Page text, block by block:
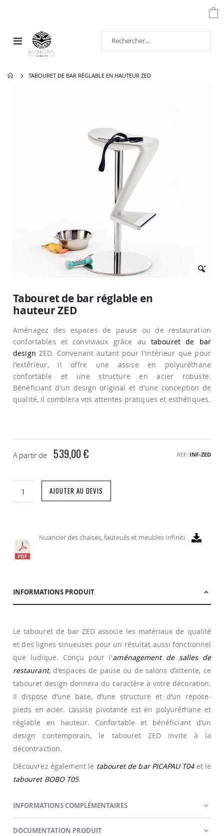
Affichage
navigation
TABOURET DE BAR RÉGLABLE EN HAUTEUR ZED
début
de
Galerie
d’images
Tabouret de bar réglable en
hauteur ZED
Aménagez des espaces de pause ou de restauration
confortables et conviviaux grâce au tabouret de bar
design ZED. Convenant autant pour l'intérieur que pour
l'extérieur, il offre une assise en polyuréthane
confortable et une structure en acier robuste.
Bénéficiant d'un design original et d'une conception de
qualité, il comblera vos attentes pratiques et esthétiques.
A partir de 539,00 € REF INF-ZED
AJOUTER AU DEVIS
Nuancier des chaises, fauteuils et meubles Infiniti
INFORMATIONS PRODUIT
Le tabouret de bar ZED associe les matériaux de qualité
et des lignes sinueuses pour un résultat aussi fonctionnel
que ludique. Conçu pour l'aménagement de salles de
restaurant, d'espaces de pause ou de salons d’attente, ce
tabouret design donnera du caractère à votre décoration.
Il dispose d’une base, d’une structure et d’un repose-
pieds en acier. L’assise pivotante est en polyuréthane et
réglable en hauteur. Confortable et bénéficiant d’un
design contemporain, le tabouret ZED invite à la
décontraction.
Découvrez également le tabouret de bar PICAPAU T04et le
tabouret BOBO T05.
INFORMATIONS COMPLÉMENTAIRES
DOCUMENTATION PRODUIT